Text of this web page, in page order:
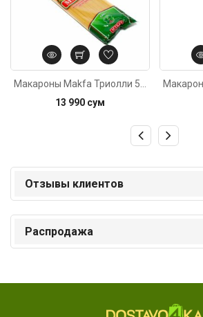
13 990 сум
Отзывы клиентов
Распродажа